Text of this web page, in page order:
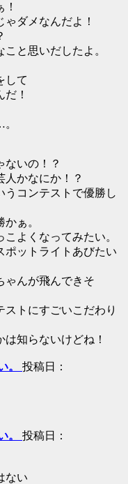
ダメなんだよ！
と思いだしたよ。
して
！
ないの！？
人かなにか！？
うコンテストで優勝し
ぁ。
よくなってみたい。
ポットライトあびたい
ゃんが飛んできそ
トにすごいこだわり
知らないけどね！
。 投稿日：
。 投稿日：
ない